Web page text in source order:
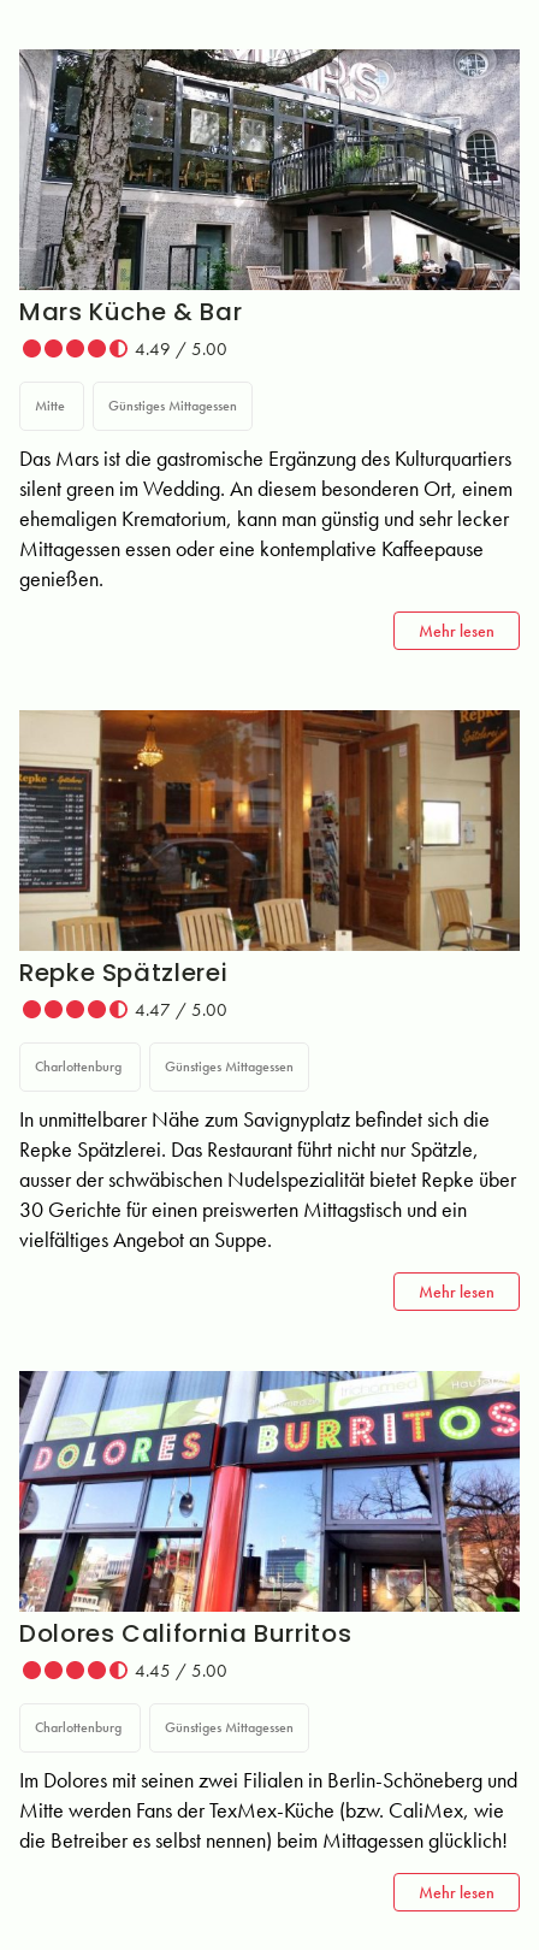
Mars Küche & Bar
4.49 / 5.00
Mitte Günstiges Mittagessen
Das Mars ist die gastromische Ergänzung des Kulturquartiers
silent green im Wedding. An diesem besonderen Ort, einem
ehemaligen Krematorium, kann man günstig und sehr lecker
Mittagessen essen oder eine kontemplative Kaffeepause
genießen.
Mehr lesen
Repke Spätzlerei
4.47 / 5.00
Charlottenburg Günstiges Mittagessen
In unmittelbarer Nähe zum Savignyplatz befindet sich die
Repke Spätzlerei. Das Restaurant führt nicht nur Spätzle,
ausser der schwäbischen Nudelspezialität bietet Repke über
30 Gerichte für einen preiswerten Mittagstisch und ein
vielfältiges Angebot an Suppe.
Mehr lesen
Dolores California Burritos
4.45 / 5.00
Charlottenburg Günstiges Mittagessen
Im Dolores mit seinen zwei Filialen in Berlin-Schöneberg und
Mitte werden Fans der TexMex-Küche (bzw. CaliMex, wie
die Betreiber es selbst nennen) beim Mittagessen glücklich!
Mehr lesen